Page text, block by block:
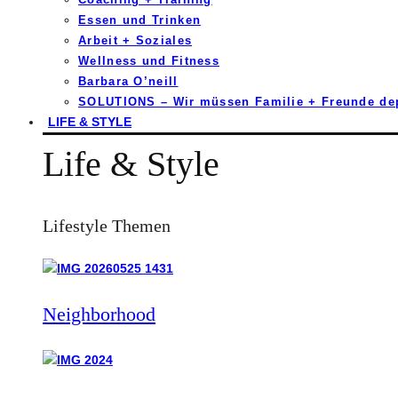
Essen und Trinken
Arbeit + Soziales
Wellness und Fitness
Barbara O’neill
SOLUTIONS – Wir müssen Familie + Freunde
LIFE & STYLE
Life & Style
Lifestyle Themen
Neighborhood